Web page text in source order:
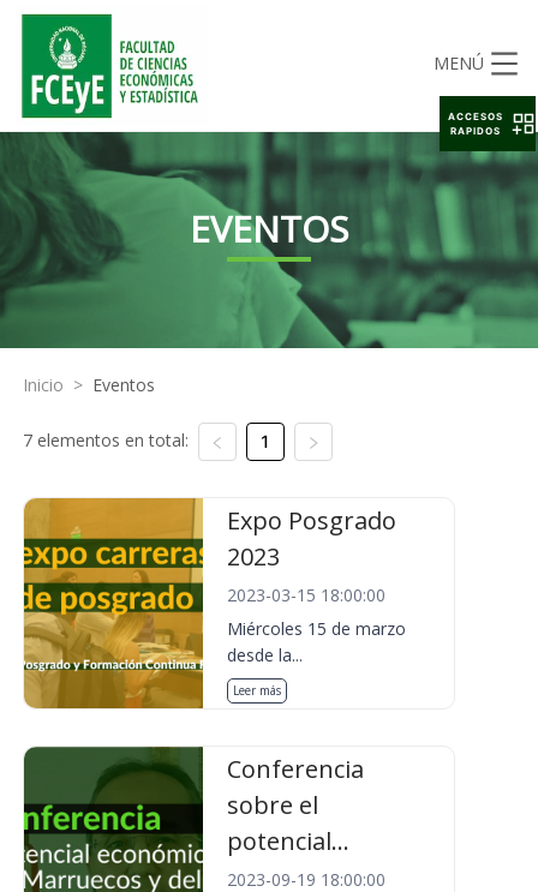
MENÚ
EVENTOS
Inicio > Eventos
7 elementos en total: 1
Expo Posgrado
2023
2023-03-15 18:00:00
Miércoles 15 de marzo
desde la...
Leer más
Conferencia
sobre el
potencial...
2023-09-19 18:00:00
ACCESOS
RAPIDOS